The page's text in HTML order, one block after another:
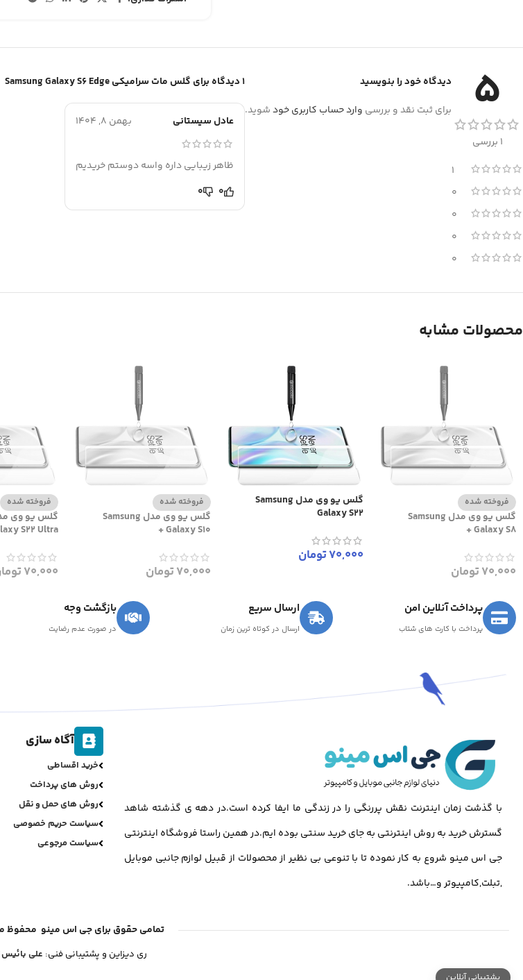
5
1 بررسی
1
0
0
0
0
1 دیدگاه برای گلس مات سرامیکی Samsung Galaxy S6 Edge
عادل سیستانی بهمن 8, 1404
ظاهر زیبایی داره واسه دوستم خریدیم
0
0
دیدگاه خود را بنویسید
برای ثبت نقد و بررسی وارد حساب کاربری خودشوید.
محصولات مشابه
فروخته شده
گلس یو وی مدل Samsung
Galaxy S8 +
70,000تومان
گلس یو وی مدل Samsung
Galaxy S22
70,000تومان
فروخته شده
گلس یو وی مدل Samsung
Galaxy S10 +
70,000تومان
فروخته شده
S22 Ultra
70,000
پرداخت آنلاین امن
پرداخت با کارت های شتاب
ارسال سریع
ارسال در کوتاه ترین زمان
بازگشت وجه
در صورت عدم رضایت
با گذشت زمان اینترنت نقش پررنگی را در زندگی ما ایفا کرده است.در دهه ی گذشته شاهد
گسترش خرید به روش اینترنتی به جای خرید سنتی بوده ایم.در همین راستا فروشگاه اینترنتی
جی اس مینو شروع به کار نموده تا با تنوعی بی نظیر از محصولات از قبیل لوازم جانبی موبایل
,تبلت,کامپیوتر و…باشد.
آگاه سازی
خرید اقساطی
روش های پرداخت
روش های حمل و نقل
سیاست حریم خصوصی
سیاست مرجوعی
تمامی حقوق برای جی اس مینو محفوظ
ری دیزاین و پشتیبانی فنی: علی بائیس